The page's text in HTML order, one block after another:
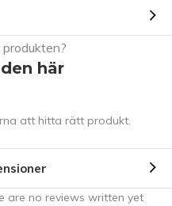
här
att hitta rätt produkt.
are no reviews written yet